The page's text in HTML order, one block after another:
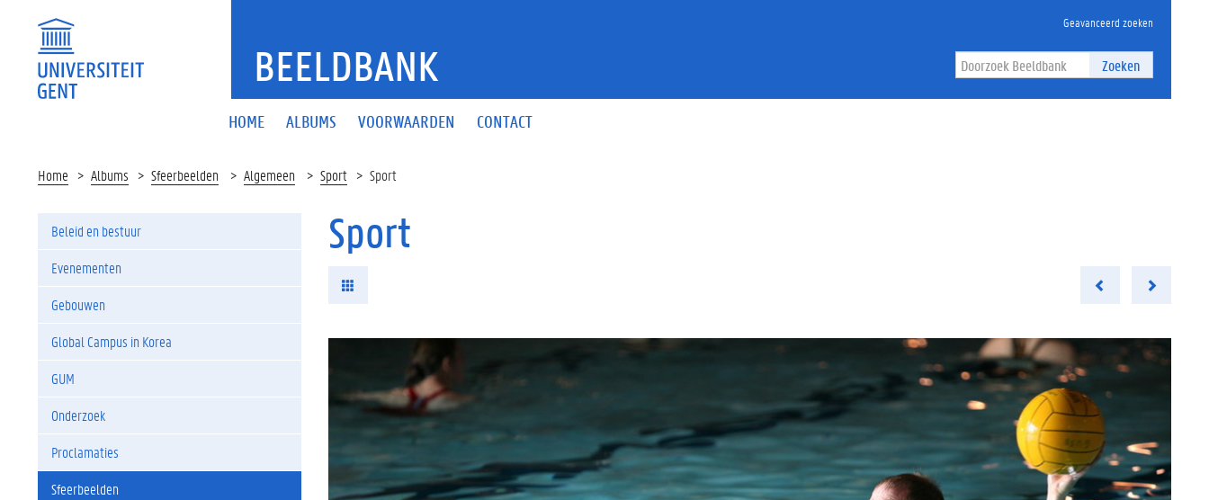
BEELDBANK
Geavanceerd zoeken
Zoeken
HOME ALBUMS VOORWAARDEN CONTACT
Home Albums Sfeerbeelden Algemeen Sport Sport
Beleid en bestuur
Evenementen
Gebouwen
Global Campus in Korea
GUM
Onderzoek
Proclamaties
Sfeerbeelden
Sport